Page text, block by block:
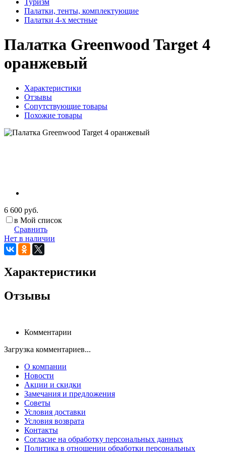
Туризм
Палатки, тенты, комплектующие
Палатки 4-х местные
Палатка Greenwood Target 4
оранжевый
Характеристики
Отзывы
Сопутствующие товары
Похожие товары
6 600 руб.
в Мой список
Сравнить
Нет в наличии
Характеристики
Отзывы
Комментарии
Загрузка комментариев...
О компании
Новости
Акции и скидки
Замечания и предложения
Советы
Условия доставки
Условия возврата
Контакты
Согласие на обработку персональных данных
Политика в отношении обработки персональных